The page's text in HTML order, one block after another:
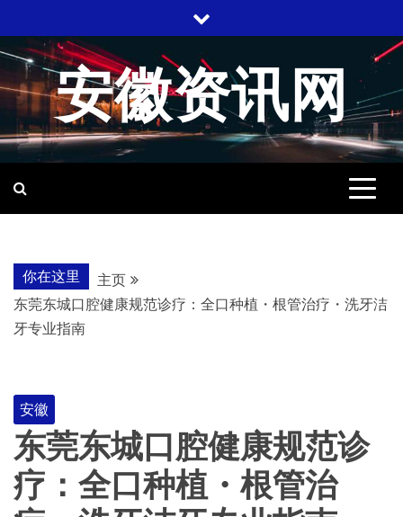
至
内
容
安徽资讯网
你在这里
主页
东莞东城口腔健康规范诊疗：全口种植・根管治疗・洗牙洁
牙专业指南
安徽
东莞东城口腔健康规范诊
疗：全口种植・根管治